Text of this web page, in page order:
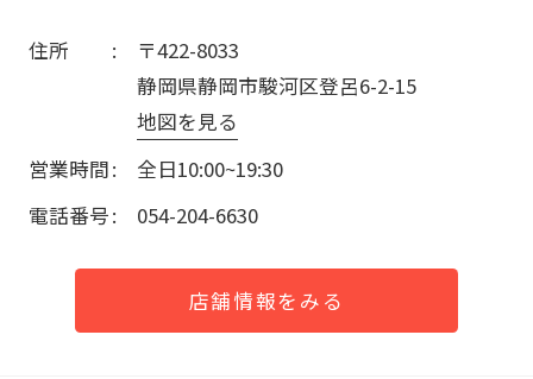
住所
〒422-8033
静岡県静岡市駿河区登呂6-2-15
地図を見る
営業時間
全日10:00~19:30
電話番号
054-204-6630
店舗情報をみる